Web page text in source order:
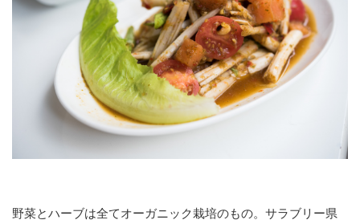
野菜とハーブは全てオーガニック栽培のもの。サラブリー県